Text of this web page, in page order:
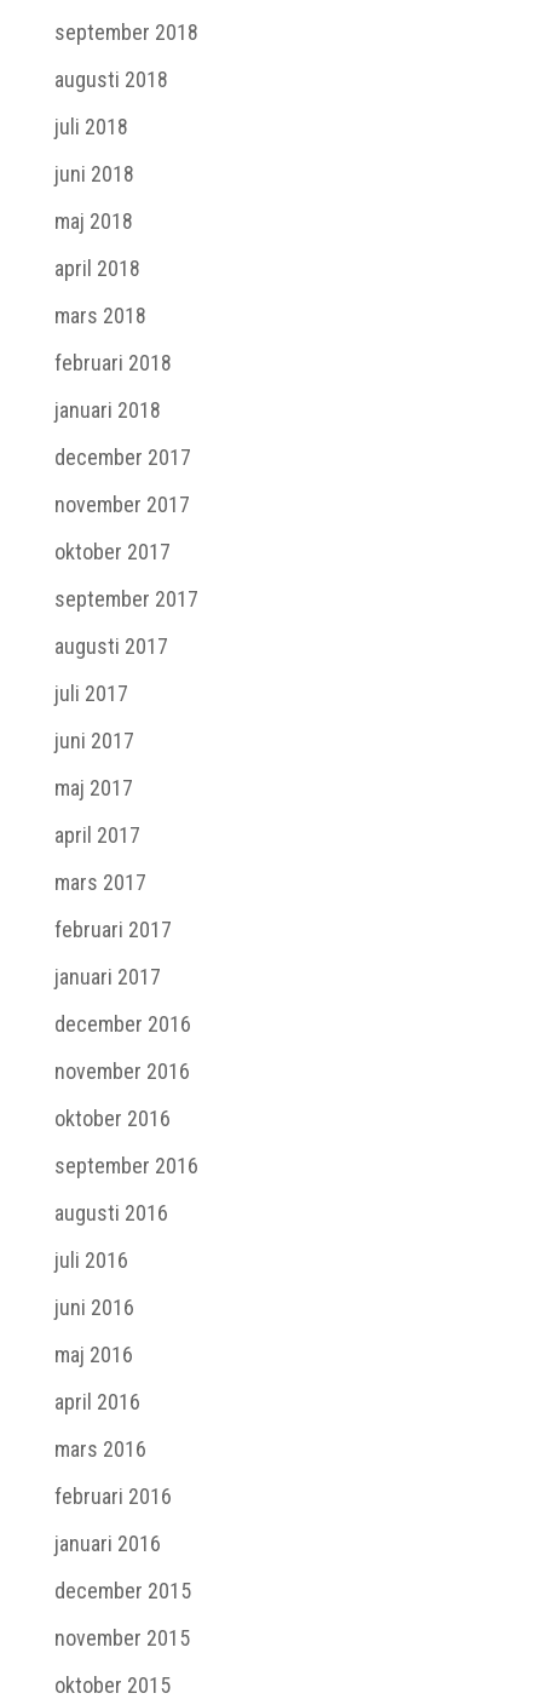
september 2018
augusti 2018
juli 2018
juni 2018
maj 2018
april 2018
mars 2018
februari 2018
januari 2018
december 2017
november 2017
oktober 2017
september 2017
augusti 2017
juli 2017
juni 2017
maj 2017
april 2017
mars 2017
februari 2017
januari 2017
december 2016
november 2016
oktober 2016
september 2016
augusti 2016
juli 2016
juni 2016
maj 2016
april 2016
mars 2016
februari 2016
januari 2016
december 2015
november 2015
oktober 2015